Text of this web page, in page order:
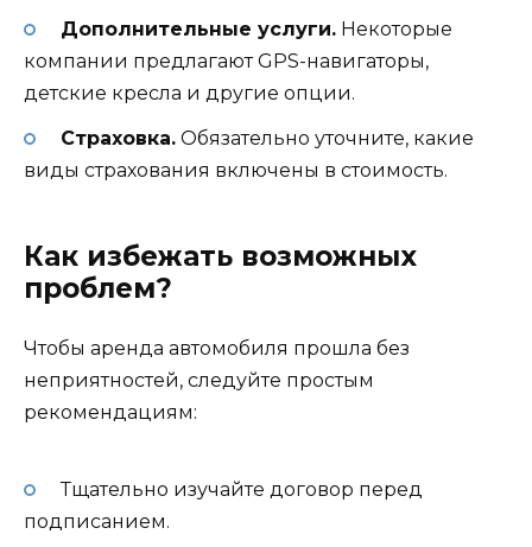
Дополнительные услуги.Некоторые
компании предлагают GPS-навигаторы,
детские кресла и другие опции.
Страховка.Обязательно уточните, какие
виды страхования включены в стоимость.
Как избежать возможных
проблем?
Чтобы аренда автомобиля прошла без
неприятностей, следуйте простым
рекомендациям:
Тщательно изучайте договор перед
подписанием.